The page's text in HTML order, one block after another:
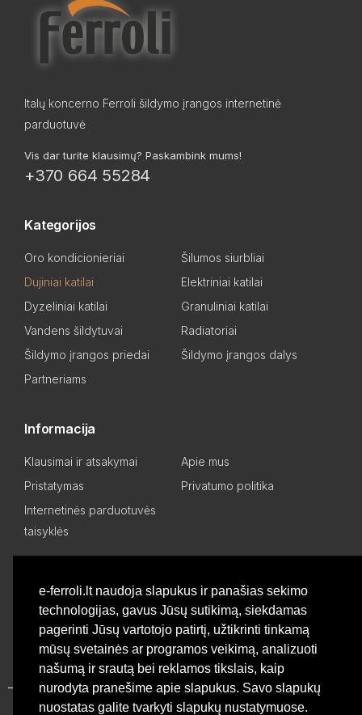
e-ferroli.lt naudoja slapukus ir panašias sekimo
technologijas, gavus Jūsų sutikimą, siekdamas
pagerinti Jūsų vartotojo patirtį, užtikrinti tinkamą
mūsų svetainės ar programos veikimą, analizuoti
našumą ir srautą bei reklamos tikslais, kaip
nurodyta pranešime apie slapukus. Savo slapukų
nuostatas galite tvarkyti slapukų nustatymuose.
Italų koncerno Ferroli šildymo įrangos internetinė
parduotuvė
Vis dar turite klausimų? Paskambink mums!
+370 664 55284
Kategorijos
Oro kondicionieriai
Šilumos siurbliai
Dujiniai katilai
Elektriniai katilai
Dyzeliniai katilai
Granuliniai katilai
Vandens šildytuvai
Radiatoriai
Šildymo įrangos priedai
Šildymo įrangos dalys
Partneriams
Informacija
Klausimai ir atsakymai
Apie mus
Pristatymas
Privatumo politika
Internetinės parduotuvės
taisyklės
Asmeninis kabinetas
Pageidavimų sąrašas
Palyginti produktus
Basket